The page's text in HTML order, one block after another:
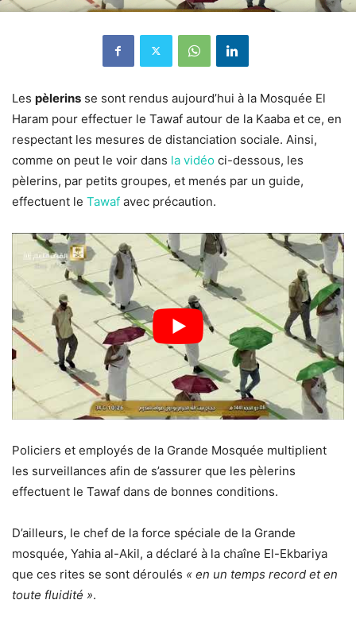
Les pèlerins se sont rendus aujourd’hui à la Mosquée El
Haram pour effectuer le Tawaf autour de la Kaaba et ce, en
respectant les mesures de distanciation sociale. Ainsi,
comme on peut le voir dans la vidéo ci-dessous, les
pèlerins, par petits groupes, et menés par un guide,
effectuent le Tawaf avec précaution.
Policiers et employés de la Grande Mosquée multiplient
les surveillances afin de s’assurer que les pèlerins
effectuent le Tawaf dans de bonnes conditions.
D’ailleurs, le chef de la force spéciale de la Grande
mosquée, Yahia al-Akil, a déclaré à la chaîne El-Ekbariya
que ces rites se sont déroulés « en un temps record et en
toute fluidité ».